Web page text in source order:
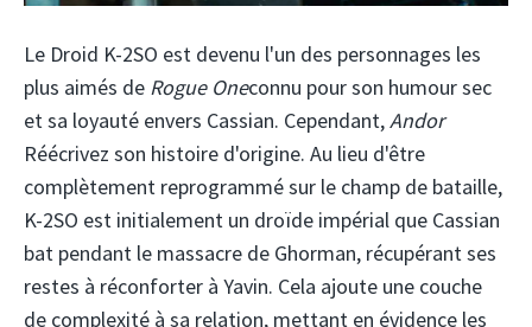
Le Droid K-2SO est devenu l'un des personnages les
plus aimés de Rogue Oneconnu pour son humour sec
et sa loyauté envers Cassian. Cependant,Andor
Réécrivez son histoire d'origine. Au lieu d'être
complètement reprogrammé sur le champ de bataille,
K-2SO est initialement un droïde impérial que Cassian
bat pendant le massacre de Ghorman, récupérant ses
restes à réconforter à Yavin. Cela ajoute une couche
de complexité à sa relation, mettant en évidence les